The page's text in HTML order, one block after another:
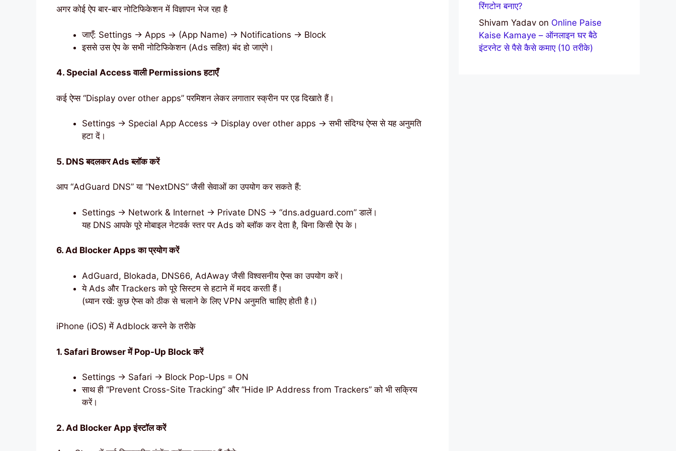
अगर कोई ऐप बार-बार नोटिफिकेशन में विज्ञापन भेज रहा है
जाएँ: Settings → Apps → (App Name) → Notifications → Block
इससे उस ऐप के सभी नोटिफिकेशन (Ads सहित) बंद हो जाएंगे।
4. Special Access वाली Permissions हटाएँ
कई ऐप्स “Display over other apps” परमिशन लेकर लगातार स्क्रीन पर एड दिखाते हैं।
Settings → Special App Access → Display over other apps → सभी संदिग्ध ऐप्स से यह अनुमति
हटा दें।
5. DNS बदलकर Ads ब्लॉक करें
आप “AdGuard DNS” या “NextDNS” जैसी सेवाओं का उपयोग कर सकते हैं:
Settings → Network & Internet → Private DNS → “dns.adguard.com” डालें।
यह DNS आपके पूरे मोबाइल नेटवर्क स्तर पर Ads को ब्लॉक कर देता है, बिना किसी ऐप के।
6. Ad Blocker Apps का प्रयोग करें
AdGuard, Blokada, DNS66, AdAway जैसी विश्वसनीय ऐप्स का उपयोग करें।
ये Ads और Trackers को पूरे सिस्टम से हटाने में मदद करती हैं।
(ध्यान रखें: कुछ ऐप्स को ठीक से चलाने के लिए VPN अनुमति चाहिए होती है।)
iPhone (iOS) में Adblock करने के तरीके
1. Safari Browser में Pop-Up Block करें
Settings → Safari → Block Pop-Ups = ON
साथ ही “Prevent Cross-Site Tracking” और “Hide IP Address from Trackers” को भी सक्रिय
करें।
2. Ad Blocker App इंस्टॉल करें
रिंगटोन बनाए?
Shivam Yadav on Online Paise
Kaise Kamaye – ऑनलाइन घर बैठे
इंटरनेट से पैसे कैसे कमाए (10 तरीके)